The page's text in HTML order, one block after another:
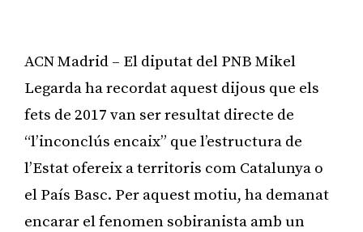
ACN Madrid – El diputat del PNB Mikel
Legarda ha recordat aquest dijous que els
fets de 2017 van ser resultat directe de
“l’inconclús encaix” que l’estructura de
l’Estat ofereix a territoris com Catalunya o
el País Basc. Per aquest motiu, ha demanat
encarar el fenomen sobiranista amb un